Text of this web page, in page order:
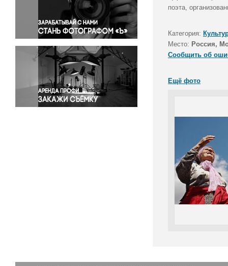
Правосудие
Происшествия и конфликты
Религия
Светская жизнь
Спорт
Экология
Экономика и бизнес
поэта,
Категория:
Место: Россия,
Сообщить об
Ещё фото